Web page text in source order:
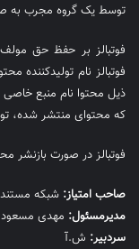
توسط یک گروه مجرب به
فوتبالز بر حفظ حق
فوتبالز نام تولیدکننده
که محتوای منتشر شده،
فوتبالز در صورت بازنشر
صاحب امتیاز: شبکه مستند
مديرمسئول: مهدی
سردبیر: ش.آ